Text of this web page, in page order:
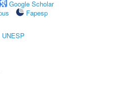
Google Scholar
Fapesp